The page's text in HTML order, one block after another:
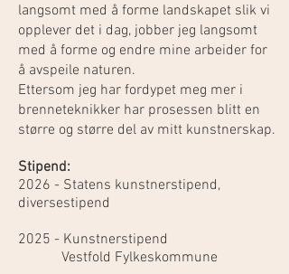
langsomt med å forme landskapet slik vi
opplever det i dag, jobber jeg langsomt
med å forme og endre mine arbeider for
å avspeile naturen.
Ettersom jeg har fordypet meg mer i
brenneteknikker har prosessen blitt en
større og større del av mitt kunstnerskap.
Stipend:
2026 - Statens kunstnerstipend,
diversestipend
2025 - Kunstnerstipend
Vestfold Fylkeskommune